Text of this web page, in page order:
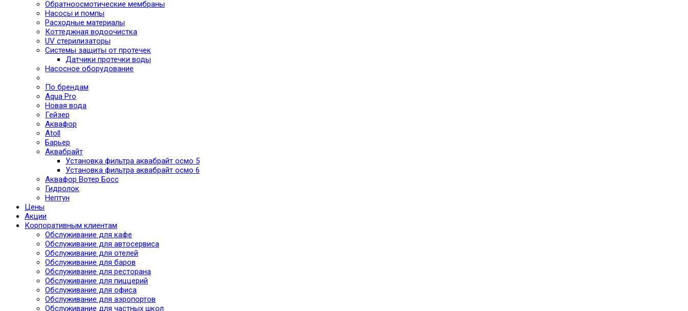
Обратноосмотические мембраны
Насосы и помпы
Расходные материалы
Коттеджная водоочистка
UV стерилизаторы
Системы защиты от протечек
Датчики протечки воды
Насосное оборудование
По брендам
Aqua Pro
Новая вода
Гейзер
Аквафор
Atoll
Барьер
Аквабрайт
Установка фильтра аквабрайт осмо 5
Установка фильтра аквабрайт осмо 6
Аквафор Вотер Босс
Гидролок
Нептун
Цены
Акции
Корпоративным клиентам
Обслуживание для кафе
Обслуживание для автосервиса
Обслуживание для отелей
Обслуживание для баров
Обслуживание для ресторана
Обслуживание для пиццерий
Обслуживание для офиса
Обслуживание для аэропортов
Обслуживание для частных школ